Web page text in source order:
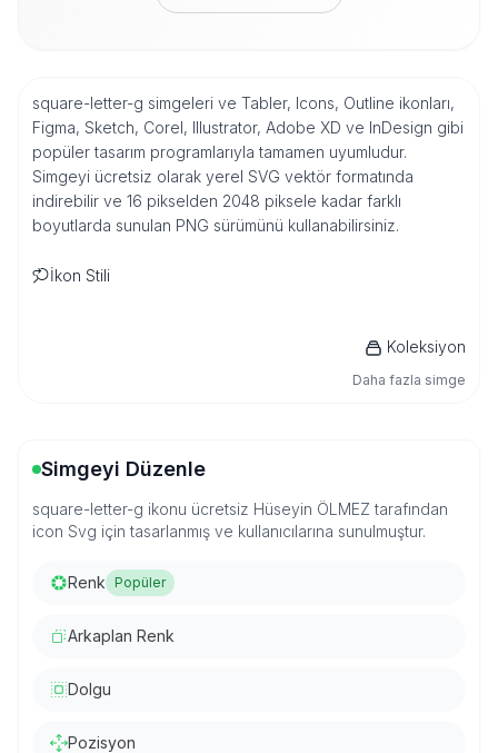
square-letter-g simgeleri ve Tabler, Icons, Outline ikonları,
Figma, Sketch, Corel, Illustrator, Adobe XD ve InDesign gibi
popüler tasarım programlarıyla tamamen uyumludur.
Simgeyi ücretsiz olarak yerel SVG vektör formatında
indirebilir ve 16 pikselden 2048 piksele kadar farklı
boyutlarda sunulan PNG sürümünü kullanabilirsiniz.
İkon Stili
Koleksiyon
Daha fazla simge
Simgeyi Düzenle
square-letter-g ikonu ücretsiz Hüseyin ÖLMEZ tarafından
icon Svg için tasarlanmış ve kullanıcılarına sunulmuştur.
Renk Popüler
Arkaplan Renk
Dolgu
Pozisyon